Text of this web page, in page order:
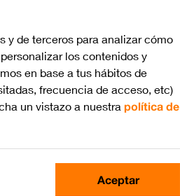
y de terceros para analizar cómo
los contenidos y
en base a tus hábitos de
frecuencia de acceso, etc)
un vistazo a nuestra política de
Aceptar